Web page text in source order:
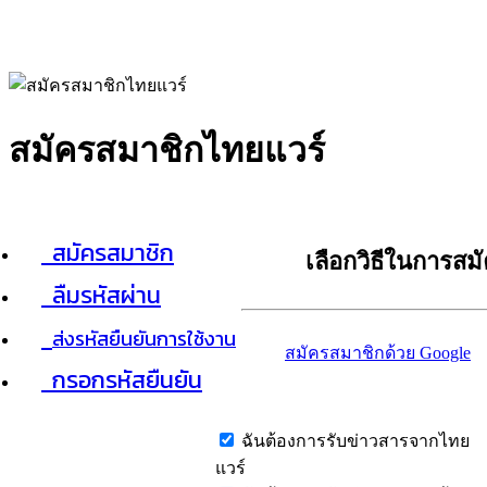
สมัครสมาชิกไทยแวร์
สมัครสมาชิก
ลืมรหัสผ่าน
ส่งรหัสยืนยันการใช้งาน
กรอกรหัสยืนยัน
เลือกวิธีในการส
สมัครสมาชิกด้วย Google
ฉันต้องการรับข่าวสารจากไทย
แวร์